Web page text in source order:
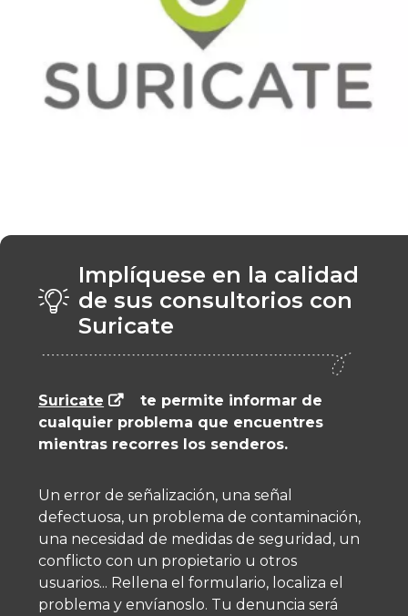
Implíquese en la calidad
de sus consultorios con
Suricate
Suricate
te permite informar de
cualquier problema que encuentres
mientras recorres los senderos.
Un error de señalización, una señal
defectuosa, un problema de contaminación,
una necesidad de medidas de seguridad, un
conflicto con un propietario u otros
usuarios... Rellena el formulario, localiza el
problema y envíanoslo. Tu denuncia será